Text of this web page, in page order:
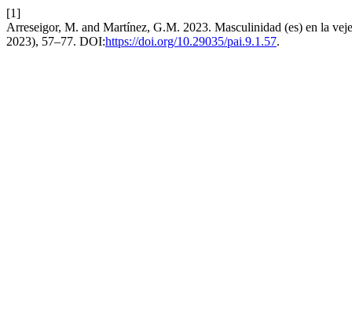
[1]
Arreseigor, M. and Martínez, G.M. 2023. Masculinidad (es) en la
2023), 57–77. DOI:https://doi.org/10.29035/pai.9.1.57.